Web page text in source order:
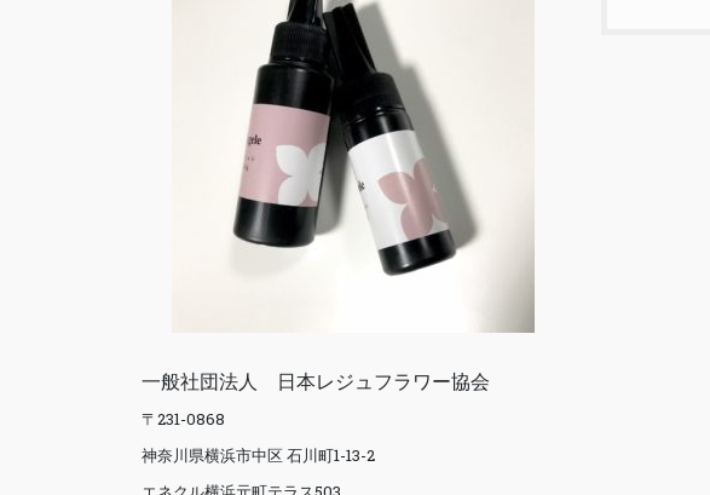
一般社団法人 日本レジュフラワー協会
〒231-0868
神奈川県横浜市中区 石川町1-13-2